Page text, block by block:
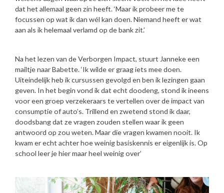
dat het allemaal geen zin heeft. ‘Maar ik probeer me te
focussen op wat ik dan wél kan doen. Niemand heeft er wat
aan als ik helemaal verlamd op de bank zit.’
Na het lezen van de Verborgen Impact, stuurt Janneke een
mailtje naar Babette. ‘Ik wilde er graag iets mee doen.
Uiteindelijk heb ik cursussen gevolgd en ben ik lezingen gaan
geven. In het begin vond ik dat echt doodeng, stond ik ineens
voor een groep verzekeraars te vertellen over de impact van
consumptie of auto’s. Trillend en zwetend stond ik daar,
doodsbang dat ze vragen zouden stellen waar ik geen
antwoord op zou weten. Maar die vragen kwamen nooit. Ik
kwam er echt achter hoe weinig basiskennis er eigenlijk is. Op
school leer je hier maar heel weinig over’